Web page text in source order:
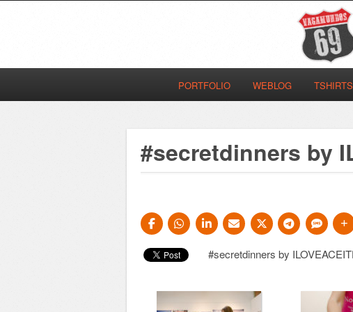
PORTFOLIO WEBLOG TSHIRTS
#secretdinners by
#secretdinners by